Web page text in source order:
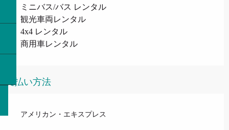
ミニバス/バス レンタル
観光車両レンタル
4x4 レンタル
商用車レンタル
支払い方法
アメリカン・エキスプレス